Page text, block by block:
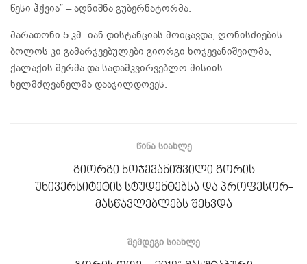
წესი ჰქვია” – აღნიშნა გუბერნატორმა.
მარათონი 5 კმ.-იან დისტანციას მოიცავდა, ღონისძიების
ბოლოს კი გამარჯვებულები გიორგი ხოჯევანიშვილმა,
ქალაქის მერმა და სადამკვირვებლო მისიის
ხელმძღვანელმა დააჯილდოვეს.
ᲬᲘᲜᲐ ᲡᲘᲐᲮᲚᲔ
გიორგი ხოჯევანიშვილი გორის
უნივერსიტეტის სტუდენტებსა და პროფესორ-
მასწავლებლებს შეხვდა
ᲨᲔᲛᲓᲔᲒᲘ ᲡᲘᲐᲮᲚᲔ